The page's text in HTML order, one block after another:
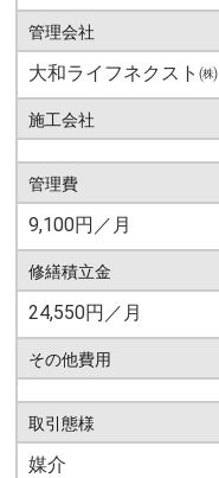
管理会社
大和ライフネクスト㈱
施工会社
管理費
9,100円／月
修繕積立金
24,550円／月
その他費用
取引態様
媒介